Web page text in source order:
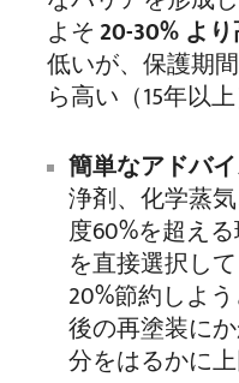
よそ20-30% よ
低いが、保護期
ら高い（15年以
簡単なアドバイ
浄剤、化学蒸
度60%を超え
を直接選択し
20%節約しよ
後の再塗装に
分をはるかに上